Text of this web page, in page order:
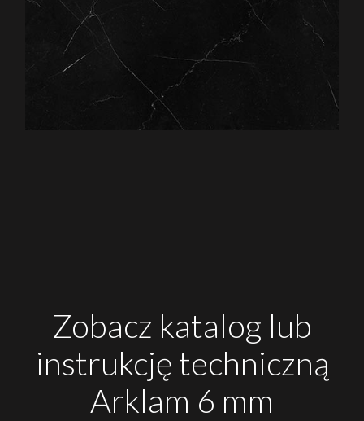
Zobacz katalog lub
instrukcję techniczną
Arklam 6 mm